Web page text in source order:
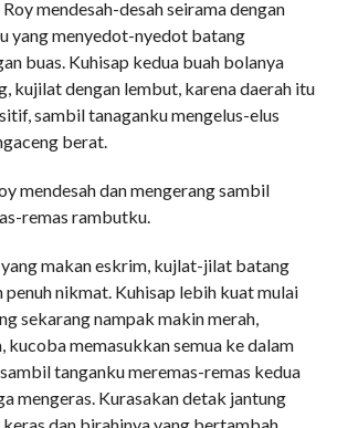
mendesah-desah seirama dengan
yang menyedot-nyedot batang
buas. Kuhisap kedua buah bolanya
kujilat dengan lembut, karena daerah itu
sambil tanaganku mengelus-elus
berat.
mendesah dan mengerang sambil
remas rambutku.
makan eskrim, kujlat-jilat batang
penuh nikmat. Kuhisap lebih kuat mulai
sekarang nampak makin merah,
kucoba memasukkan semua ke dalam
tanganku meremas-remas kedua
mengeras. Kurasakan detak jantung